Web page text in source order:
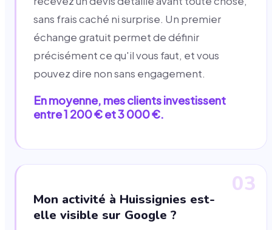
sans frais caché ni surprise. Un premier
échange gratuit permet de définir
précisément ce qu'il vous faut, et vous
pouvez dire non sans engagement.
En moyenne, mes clients investissent
entre 1 200 € et 3 000 €.
03
Mon activité à Huissignies est-
elle visible sur Google ?